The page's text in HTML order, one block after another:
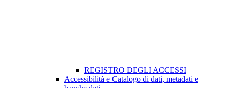
REGISTRO DEGLI ACCESSI
Accessibilità e Catalogo di dati, metadati e